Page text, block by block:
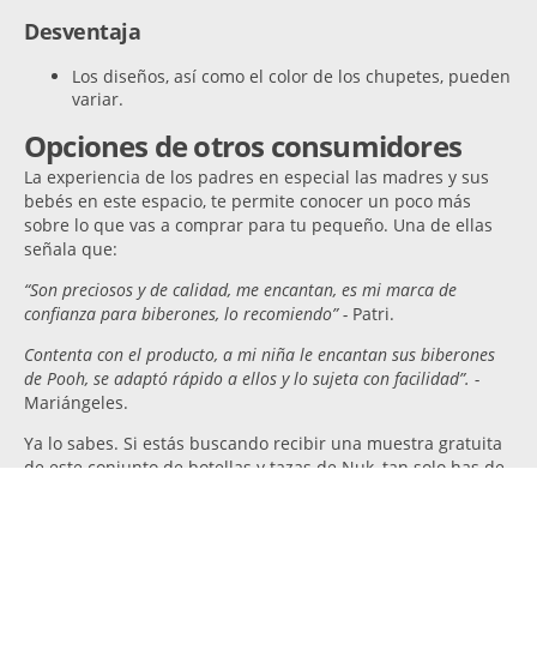
Desventaja
Los diseños, así como el color de los chupetes, pueden
variar.
Opciones de otros consumidores
La experiencia de los padres en especial las madres y sus
bebés en este espacio, te permite conocer un poco más
sobre lo que vas a comprar para tu pequeño. Una de ellas
señala que:
“Son preciosos y de calidad, me encantan, es mi marca de
confianza para biberones, lo recomiendo” - Patri.
Contenta con el producto, a mi niña le encantan sus biberones
de Pooh, se adaptó rápido a ellos y lo sujeta con facilidad”. -
Mariángeles.
Ya lo sabes. Si estás buscando recibir una muestra gratuita
de este conjunto de botellas y tazas de Nuk, tan solo has de